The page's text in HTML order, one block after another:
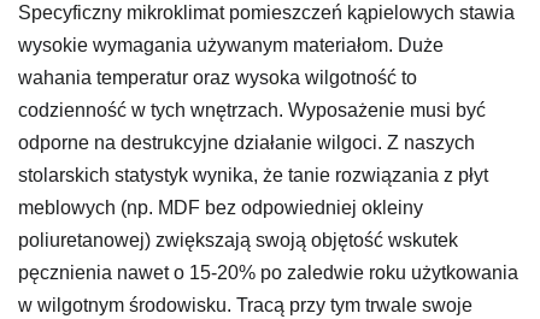
Specyficzny mikroklimat pomieszczeń kąpielowych stawia
wysokie wymagania używanym materiałom. Duże
wahania temperatur oraz wysoka wilgotność to
codzienność w tych wnętrzach. Wyposażenie musi być
odporne na destrukcyjne działanie wilgoci. Z naszych
stolarskich statystyk wynika, że tanie rozwiązania z płyt
meblowych (np. MDF bez odpowiedniej okleiny
poliuretanowej) zwiększają swoją objętość wskutek
pęcznienia nawet o 15-20% po zaledwie roku użytkowania
w wilgotnym środowisku. Tracą przy tym trwale swoje